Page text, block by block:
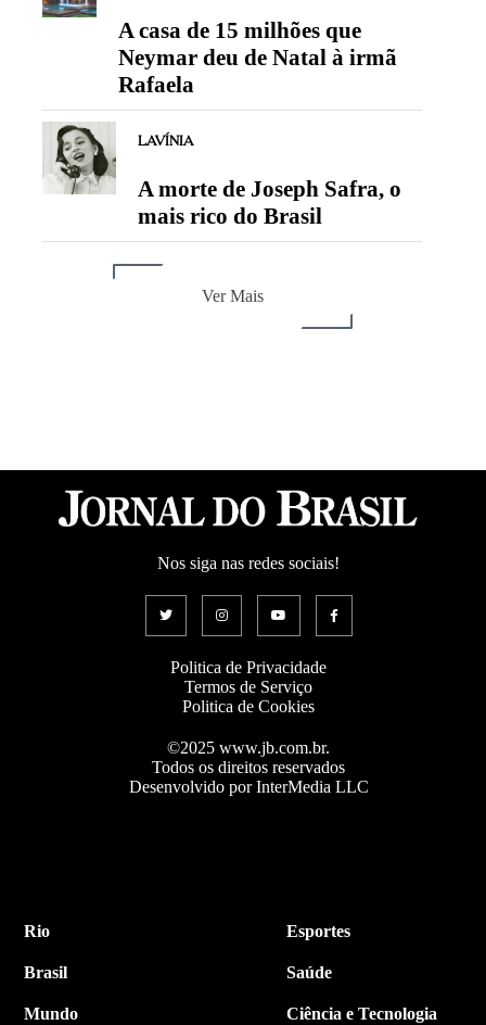
A casa de 15 milhões que
Neymar deu de Natal à irmã
Rafaela
LAVÍNIA
A morte de Joseph Safra, o
mais rico do Brasil
Ver Mais
Nos siga nas redes sociais!
Politica de Privacidade
Termos de Serviço
Politica de Cookies
©2025 www.jb.com.br.
Todos os direitos reservados
Desenvolvido por InterMedia LLC
Rio
Brasil
Mundo
Esportes
Saúde
Ciência e Tecnologia